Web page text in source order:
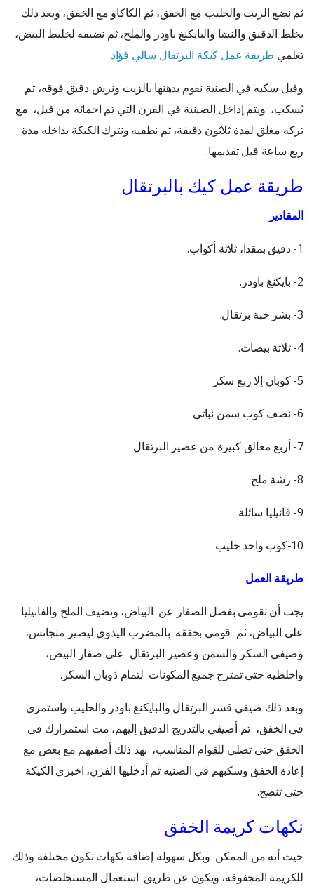
ثم نضع الزيت والحليب مع الخفق، ثم الكاكاو مع الخفق، وبعد ذلك
يخلط الدقيق والنشا والبايكنغ باودر والملح، ثم نضيفه لخليط البيض،
تعلمي طريقة عمل كيكة البرتقال سالي فؤاد
وقبل سكبه في الصنية نقوم بدهنها بالزيت ونرش دقيق فوقه، ثم
يُسكب، ويتم إداخل الصينية في الفرن التي تم احمائه من قبل، مع
تركه مغلق لمدة ثلاثون دقيقة، ثم نطفيه ونترك الكيكة بداخله مدة
ربع ساعة قبل تقديمها.
طريقة عمل كيك بالبرتقال
المقادير
1- دقيق بمقدا، ثلاثة أكواب.
2- بايكنغ باودر.
3- بشر حبة برتقال.
4- ثلاثة بيضات.
5- كوبان إلا ربع سكر
6- نصف كوب سمن نباتي
7- أربع معالق كبيرة من عصير البرتقال
8- رشة ملح
9- فانيليا سائلة
10-كوب واحد حليب
طريقة العمل
يجب أن تقومى بفصل الصفار عن البياض، ونضيف الملح والفانيليا
على البياض، ثم قومي بخفقه بالمضرب اليدوي ليصير متجانس،
وضيفي السكر والسمن وعصير البرتقال على صفار البيض،
واخلطيه حتى تمتزج جميع المكونات لتمام ذوبان السكر.
وبعد ذلك ضيفي قشر البرتقال والبايكنغ باودر والحليب واستمري
في الخفق، ثم أضيفي بالتدريج الدقيق إليهم، مت استمرارك في
الخفق حتى تصلي للقوام المناسب، بهد ذلك أضفيهم مع بعض مع
إعادة الخفق وسكبهم في الصنيه ثم أدخليها الفرن، اخبزي الكيكة
حتى تنضج.
نكهات كريمة الخفق
حيث أنه من الممكن وبكل سهولة إضافة نكهات تكون مختلفة وذلك
للكريمة المخفوقة، ويكون عن طريق استعمال المستخلصات،